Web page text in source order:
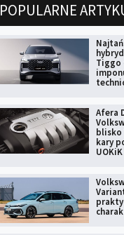
POPULARNE
Tiggo
Afera
blisko
kary
UOKiK